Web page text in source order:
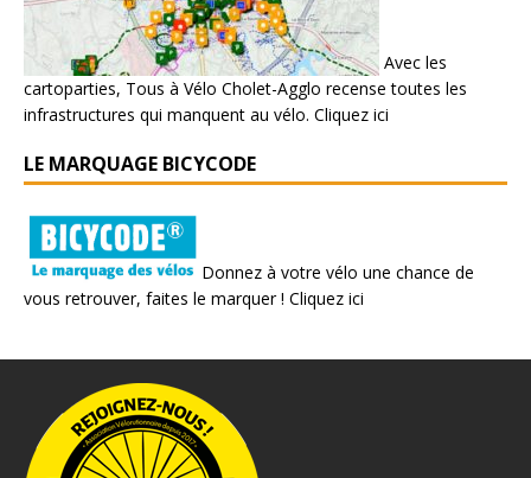
Avec les
cartoparties, Tous à Vélo Cholet-Agglo recense toutes les
infrastructures qui manquent au vélo. Cliquez ici
LE MARQUAGE BICYCODE
Donnez à votre vélo une chance de
vous retrouver, faites le marquer ! Cliquez ici